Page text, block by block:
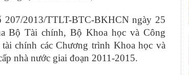
207/2013/TTLT-BTC-BKHCN ngày 25
Bộ Tài chính, Bộ Khoa học và Công
chính các Chương trình Khoa học và
nhà nước giai đoạn 2011-2015.